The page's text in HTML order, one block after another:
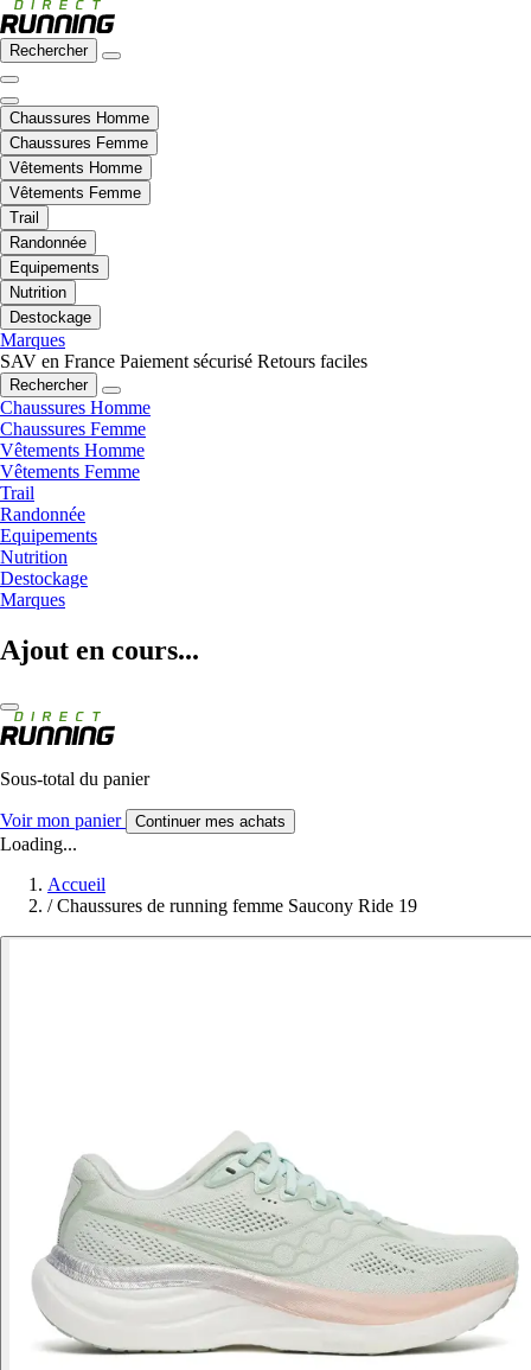
Rechercher
Chaussures Homme
Chaussures Femme
Vêtements Homme
Vêtements Femme
Trail
Randonnée
Equipements
Nutrition
Destockage
Marques
SAV en France Paiement sécurisé Retours faciles
Rechercher
Chaussures Homme
Chaussures Femme
Vêtements Homme
Vêtements Femme
Trail
Randonnée
Equipements
Nutrition
Destockage
Marques
Ajout en cours...
Sous-total du panier
Voir mon panier Continuer mes achats
Loading...
Accueil
/ Chaussures de running femme Saucony Ride 19